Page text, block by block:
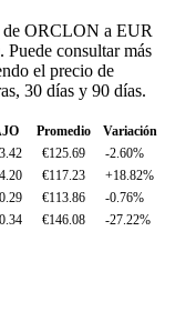
de ORCLON a EUR
consultar más
el precio de
30 días y 90 días.
Promedio
Variación
€125.69
-2.60%
€117.23
+18.82%
€113.86
-0.76%
€146.08 -27.22%